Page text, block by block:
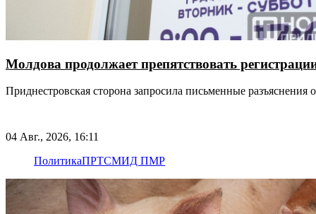
Молдова продолжает препятствовать
Приднестровская сторона запросила письменные
04 Авг., 2026, 16:11
ПолитикаПРТСМИД ПМР